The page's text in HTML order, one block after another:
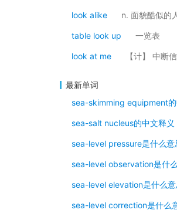
look alike n. 面貌酷似的
table look up 一览表
look at me 【计】 中断
最新单词
sea-skimming equipment的
sea-salt nucleus的中文释义
sea-level pressure是什么意
sea-level observation是什
sea-level elevation是什么意
sea-level correction是什么